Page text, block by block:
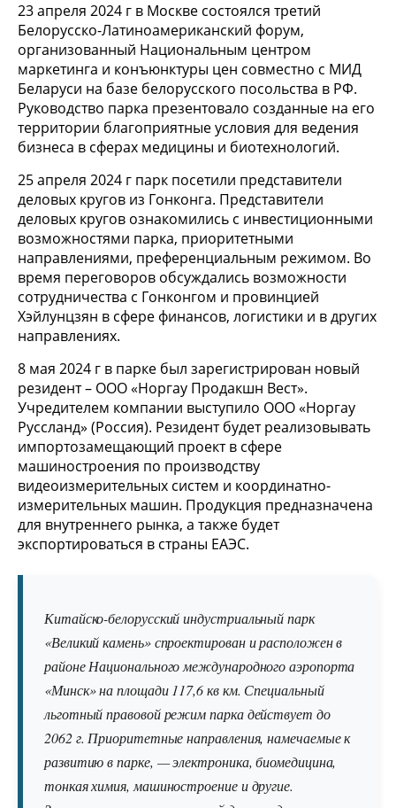
23 апреля 2024 г в Москве состоялся третий
Белорусско-Латиноамериканский форум,
организованный Национальным центром
маркетинга и конъюнктуры цен совместно с МИД
Беларуси на базе белорусского посольства в РФ.
Руководство парка презентовало созданные на его
территории благоприятные условия для ведения
бизнеса в сферах медицины и биотехнологий.
25 апреля 2024 г парк посетили представители
деловых кругов из Гонконга. Представители
деловых кругов ознакомились с инвестиционными
возможностями парка, приоритетными
направлениями, преференциальным режимом. Во
время переговоров обсуждались возможности
сотрудничества с Гонконгом и провинцией
Хэйлунцзян в сфере финансов, логистики и в других
направлениях.
8 мая 2024 г в парке был зарегистрирован новый
резидент – ООО «Норгау Продакшн Вест».
Учредителем компании выступило ООО «Норгау
Руссланд» (Россия). Резидент будет реализовывать
импортозамещающий проект в сфере
машиностроения по производству
видеоизмерительных систем и координатно-
измерительных машин. Продукция предназначена
для внутреннего рынка, а также будет
экспортироваться в страны ЕАЭС.
Китайско-белорусский индустриальный парк
«Великий камень» спроектирован и расположен в
районе Национального международного аэропорта
«Минск» на площади 117,6 кв км. Специальный
льготный правовой режим парка действует до
2062 г. Приоритетные направления, намечаемые к
развитию в парке, — электроника, биомедицина,
тонкая химия, машиностроение и другие.